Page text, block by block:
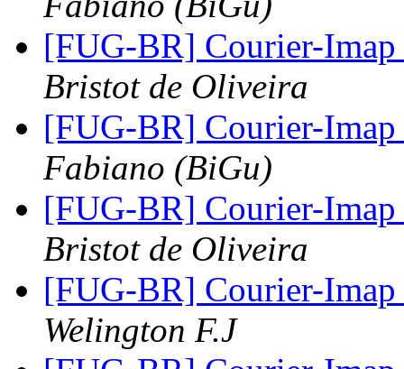
[FUG-BR] Courier-Imap
Bristot de Oliveira
[FUG-BR] Courier-Imap
Fabiano (BiGu)
[FUG-BR] Courier-Imap
Bristot de Oliveira
[FUG-BR] Courier-Imap
Welington F.J